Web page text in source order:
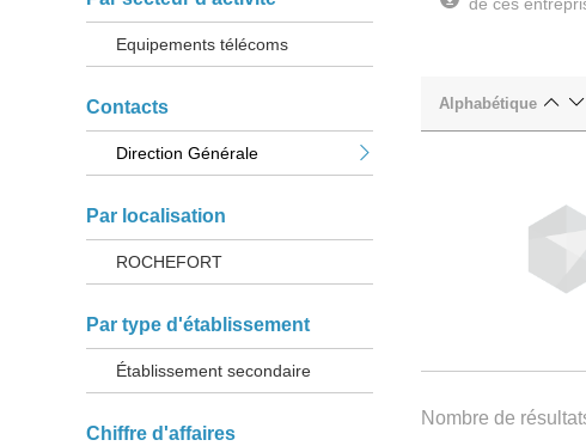
Equipements télécoms
Contacts
Direction Générale
Par localisation
ROCHEFORT
Par type d'établissement
Établissement secondaire
Chiffre d'affaires
de ces
Alphabétique
Nombre de